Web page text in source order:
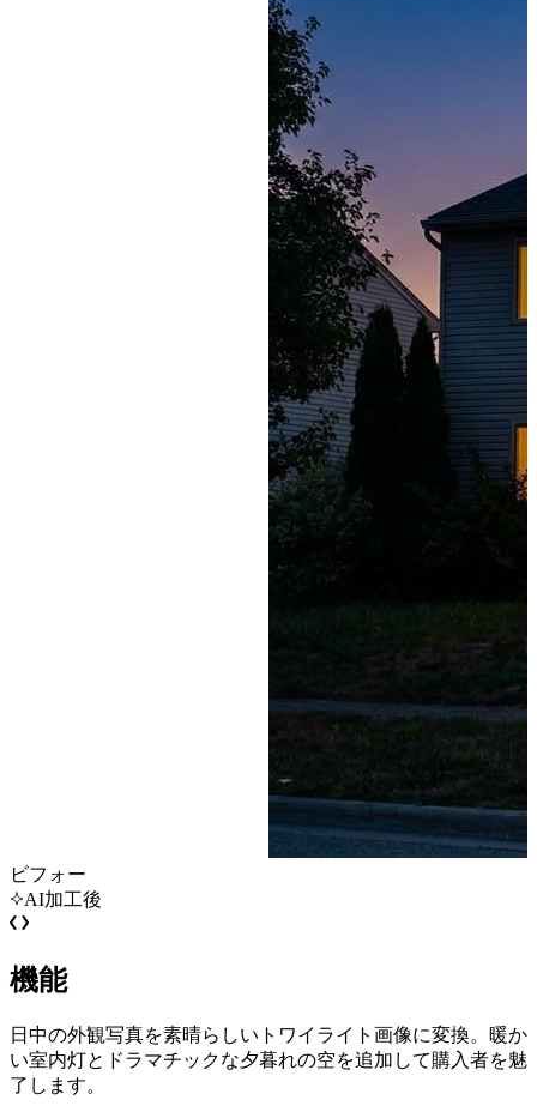
ビフォー
AI加工後
機能
日中の外観写真を素晴らしいトワイライト画像に変換。暖か
い室内灯とドラマチックな夕暮れの空を追加して購入者を魅
了します。